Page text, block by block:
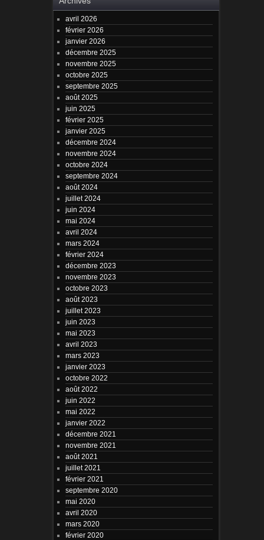
avril 2026
février 2026
janvier 2026
décembre 2025
novembre 2025
octobre 2025
septembre 2025
août 2025
juin 2025
février 2025
janvier 2025
décembre 2024
novembre 2024
octobre 2024
septembre 2024
août 2024
juillet 2024
juin 2024
mai 2024
avril 2024
mars 2024
février 2024
décembre 2023
novembre 2023
octobre 2023
août 2023
juillet 2023
juin 2023
mai 2023
avril 2023
mars 2023
janvier 2023
octobre 2022
août 2022
juin 2022
mai 2022
janvier 2022
décembre 2021
novembre 2021
août 2021
juillet 2021
février 2021
septembre 2020
mai 2020
avril 2020
mars 2020
février 2020